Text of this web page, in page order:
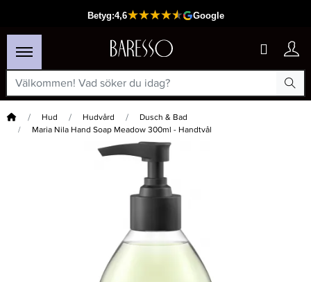
Hem Hud Hudvård
Dusch & Bad
Maria Nila Hand Soap Meadow 300ml - Handtvål
Passar din varukorg